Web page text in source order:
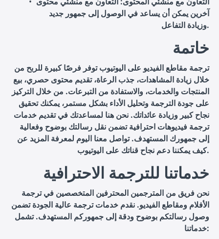
آخرين يمكن أن يساعد في الوصول إلى جمهور جديد
وزيادة التفاعل.
خاتمة
ترجمة مقاطع الفيديو على اليوتيوب توفر فرصًا كبيرة للربح من
خلال زيادة المشاهدات، جذب الرعاة، تقديم محتوى حصري، بيع
المنتجات والخدمات، والاستفادة من التبرعات. من خلال التركيز
على جودة الترجمة وتحليل الأداء بشكل مستمر، يمكنك تحقيق
نجاح كبير وزيادة عائداتك. نحن هنا لمساعدتك في تقديم خدمات
ترجمة فيديوهات احترافية تضمن نقل رسالتك بوضوح وفعالية
إلى جمهورك المستهدف. تواصل معنا اليوم لمعرفة المزيد عن
كيف يمكننا دعم نجاح قناتك على اليوتيوب.
خدماتنا للترجمة الاحترافية
نحن فريق من المترجمين المحترفين المتخصصين في ترجمة
الأفلام ومقاطع الفيديو. نقدم خدمات ترجمة عالية الجودة تضمن
وصول رسالتكم بوضوح ودقة إلى جمهوركم المستهدف. تشمل
خدماتنا: